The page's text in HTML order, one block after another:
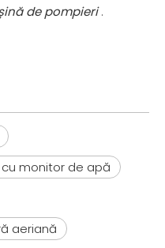
de pompieri.
monitor de apă
aeriană